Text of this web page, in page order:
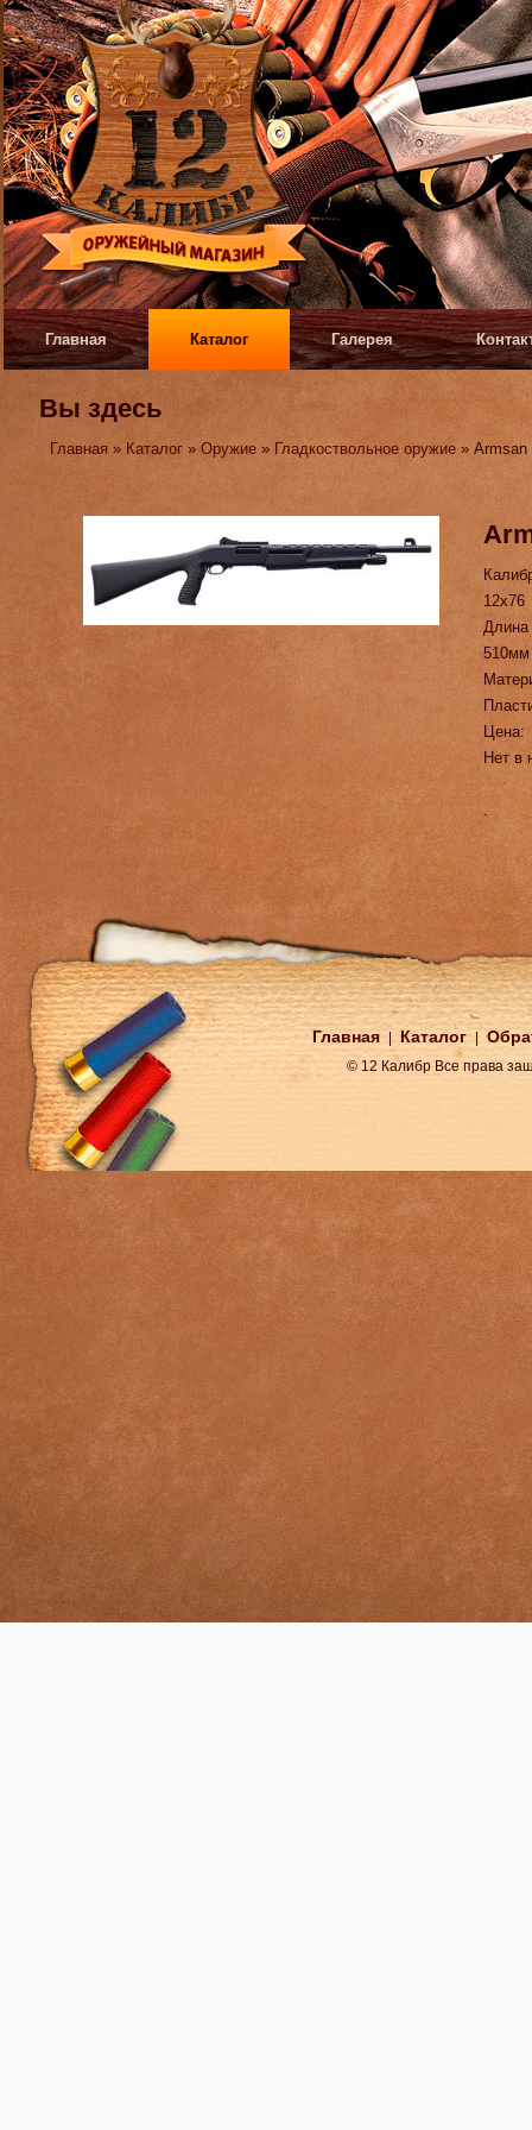
Главная Каталог Галерея
Вы здесь
Главная » Каталог »Оружие » Гладкоствольное оружие » Armsan
12х76
510мм
Цена:
Нет в
.
Главная Каталог
© 12 Калибр Все права